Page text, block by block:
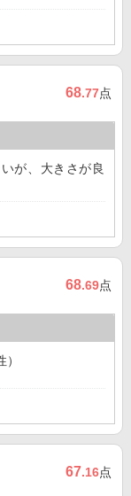
68.77点
が、大きさが良
68.69点
67.16点